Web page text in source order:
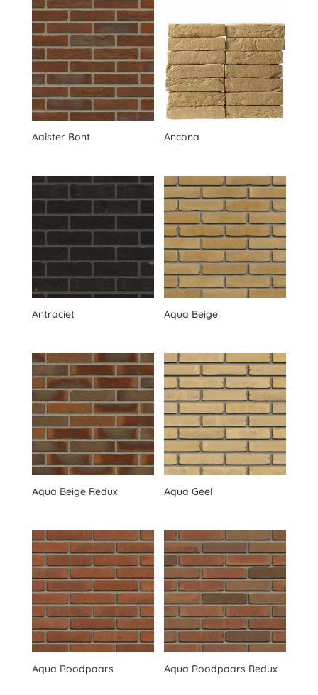
Aalster Bont Ancona
Antraciet Aqua Beige
Aqua Beige Redux Aqua Geel
Aqua Roodpaars Aqua Roodpaars Redux